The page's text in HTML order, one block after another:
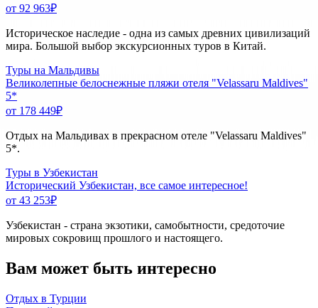
от 92 963₽
Историческое наследие - одна из самых древних цивилизаций
мира. Большой выбор экскурсионных туров в Китай.
Туры на Мальдивы
Великолепные белоснежные пляжи отеля "Velassaru Maldives"
5*
от 178 449₽
Отдых на Мальдивах в прекрасном отеле "Velassaru Maldives"
5*.
Туры в Узбекистан
Исторический Узбекистан, все самое интересное!
от 43 253₽
Узбекистан - страна экзотики, самобытности, средоточие
мировых сокровищ прошлого и настоящего.
Вам может быть интересно
Отдых в Турции